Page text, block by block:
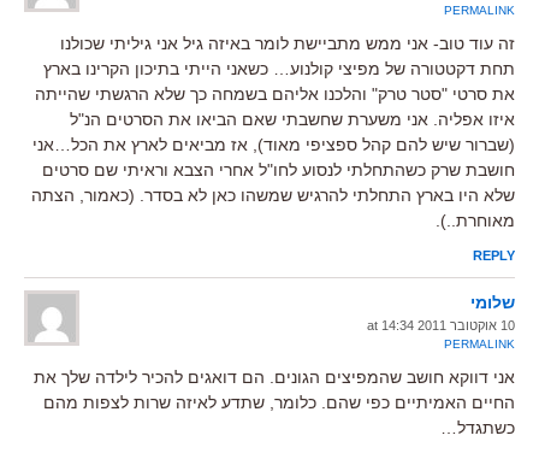
PERMALINK
זה עוד טוב- אני ממש מתביישת לומר באיזה גיל אני גיליתי שכולנו
תחת דקטטורה של מפיצי קולנוע… כשאני הייתי בתיכון הקרינו בארץ
את סרטי "סטר טרק" והלכנו אליהם בשמחה כך שלא הרגשתי שהייתה
איזו אפליה. אני משערת שחשבתי שאם הביאו את הסרטים הנ"ל
(שברור שיש להם קהל ספציפי מאוד), אז מביאים לארץ את הכל…אני
חושבת שרק כשהתחלתי לנסוע לחו"ל אחרי הצבא וראיתי שם סרטים
שלא היו בארץ התחלתי להרגיש שמשהו כאן לא בסדר. (כאמור, הצתה
מאוחרת..).
REPLY
שלומי
10 אוקטובר 2011 at 14:34
PERMALINK
אני דווקא חושב שהמפיצים הגונים. הם דואגים להכיר לילדה שלך את
החיים האמיתיים כפי שהם. כלומר, שתדע לאיזה שרות לצפות מהם
כשתגדל…